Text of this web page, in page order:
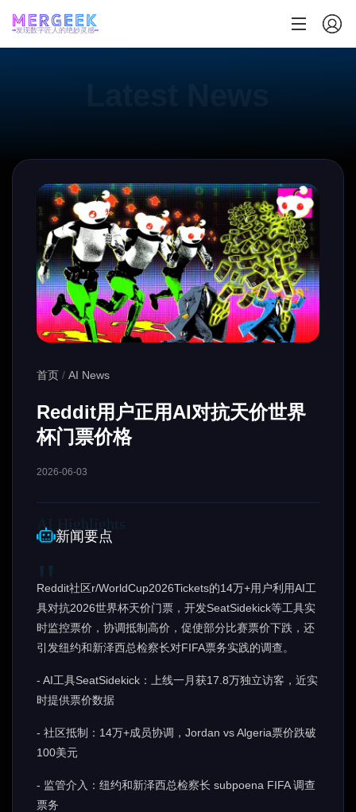
发现数字匠人的绝妙灵感
首页 / AI News
Reddit用户正用AI对抗天价世界
杯门票价格
2026-06-03
新闻要点
Reddit社区r/WorldCup2026Tickets的14万+用户利用AI工
具对抗2026世界杯天价门票，开发SeatSidekick等工具实
时监控票价，协调抵制高价，促使部分比赛票价下跌，还
引发纽约和新泽西总检察长对FIFA票务实践的调查。
- AI工具SeatSidekick：上线一月获17.8万独立访客，近实
时提供票价数据
- 社区抵制：14万+成员协调，Jordan vs Algeria票价跌破
100美元
- 监管介入：纽约和新泽西总检察长 subpoena FIFA 调查
票务